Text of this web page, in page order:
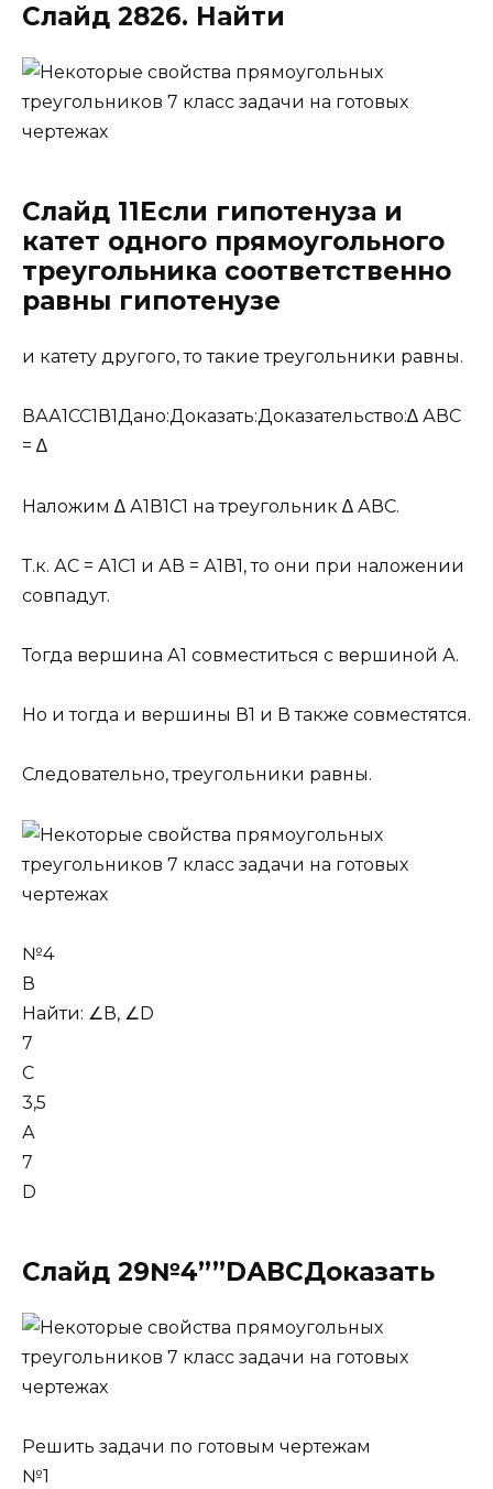
Слайд 2826. Найти
Слайд 11Если гипотенуза и
катет одного прямоугольного
треугольника соответственно
равны гипотенузе
и катету другого, то такие треугольники равны.
ВАА1СС1В1Дано:Доказать:Доказательство:∆ АВС
= ∆
Наложим ∆ А1В1С1 на треугольник ∆ АВС.
Т.к. АС = А1С1 и АВ = А1В1, то они при наложении
совпадут.
Тогда вершина А1 совместиться с вершиной А.
Но и тогда и вершины В1 и В также совместятся.
Следовательно, треугольники равны.
№4
В
Найти: ∠В, ∠D
7
С
3,5
А
7
D
Слайд 29№4””DАВСДоказать
Решить задачи по готовым чертежам
№1